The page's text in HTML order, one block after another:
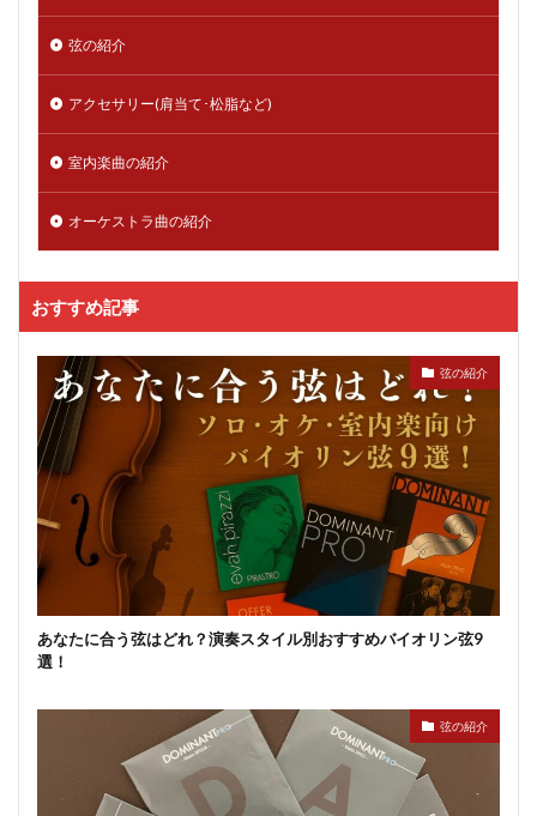
弦の紹介
アクセサリー(肩当て･松脂など)
室内楽曲の紹介
オーケストラ曲の紹介
おすすめ記事
弦の紹介
あなたに合う弦はどれ？演奏スタイル別おすすめバイオリン弦9
選！
弦の紹介